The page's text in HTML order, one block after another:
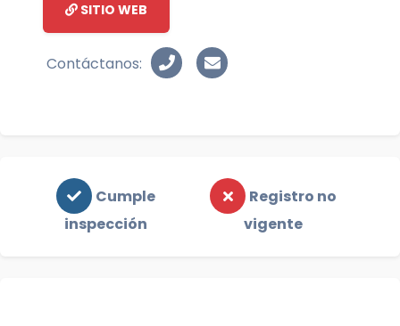
SITIO WEB
Contáctanos:
Cumple
inspección
Registro no
vigente